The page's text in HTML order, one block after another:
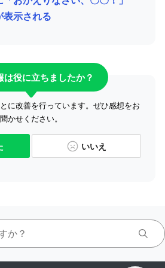
表示される
は役に立ちましたか？
に改善を行っています。ぜひ感想をお
聞かせください。
いいえ